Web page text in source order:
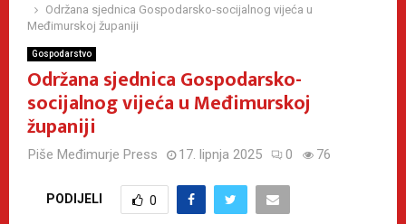
Održana sjednica Gospodarsko-socijalnog vijeća u
Međimurskoj županiji
Gospodarstvo
Održana sjednica Gospodarsko-
socijalnog vijeća u Međimurskoj
županiji
Piše Međimurje Press 17. lipnja 2025 0 76
PODIJELI 0